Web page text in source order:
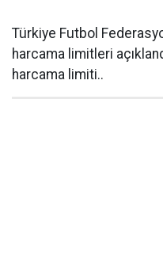
Türkiye Futbol
harcama limitleri
harcama limiti..